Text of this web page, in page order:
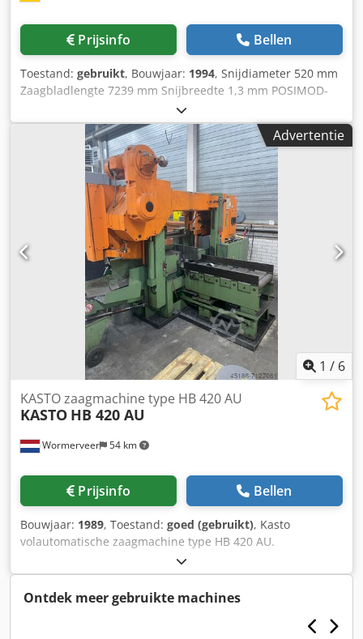
Prijsinfo Bellen
Toestand: gebruikt, Bouwjaar: 1994, Snijdiameter 520 mm
Zaagbladlengte 7239 mm Snijbreedte 1,3 mm POSIMOD-
controle Snijvlak vierkant 520 x 520 mm Aanvoerlengte 500
mm Voerlengte veelvoud 4500 mm Kleinste sectielengte 6
mm Resterende stuklengte min./max. 10 / 100 mm
Snijsnelheid 20 - 130 m/min Zaagbandafmetingen 7239 x
50 x 1,3 mm Zaagmotor 5,5 kW Totaal benodigd vermogen
10,0 kW Gewicht van de machine ca. 3,8 ton
Machineafmetingen L x B x H 3,42 x 2,30 x 2,40 m - 2-
kolomsgeleid - Dodpfowm Rm Iex Anijwa Accessoires:
Aanvoerrollenbaan 2500 mm lang, spaantransportband,
koelsysteem
Advertentie
1 / 6
Wormerveer 54 km
KASTO zaagmachine type HB 420 AU
KASTO HB 420 AU
Prijsinfo Bellen
Bouwjaar: 1989, Toestand: goed (gebruikt), Kasto
volautomatische zaagmachine type HB 420 AU.
Zaagcapaciteit rond 420mm Zaagcapaciteit vierkant
420x420mm Maximale klemopening 480mm Dodpfsh
Huazox Aniowa Zaagblad 6300x41x1.3mm Variabel
toerental 20-130rpm Spanentransporteur Motorvermogen
8kW Gewicht 3360kg Machine in nette goedwerkende
Ontdek meer gebruikte machines